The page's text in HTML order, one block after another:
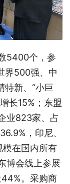
5400个，参
界500强、中
特新、“小巨
长15%；东盟
业823家、占
，印尼、
在国内所有
博会线上参展
。采购商